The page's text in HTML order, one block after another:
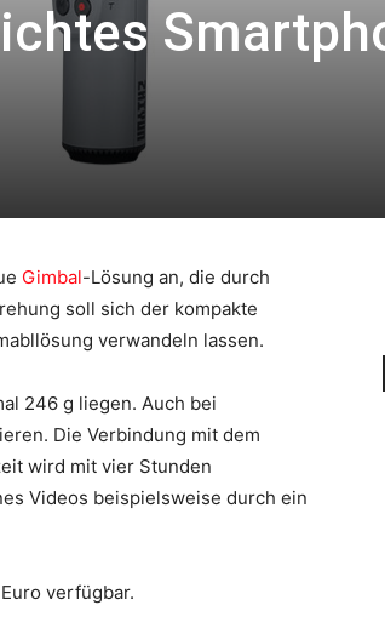
Gimbal-Lösung an, die durch
soll sich der kompakte
verwandeln lassen.
246 g liegen. Auch bei
Die Verbindung mit dem
wird mit vier Stunden
Videos beispielsweise durch ein
verfügbar.